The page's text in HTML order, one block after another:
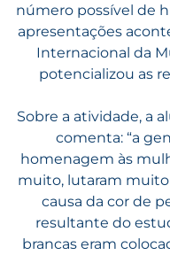
número possível de
apresentações
Internacional da
potencializou as
Sobre a atividade, a
comenta: “a
homenagem às
muito, lutaram
causa da cor de
resultante do
brancas eram